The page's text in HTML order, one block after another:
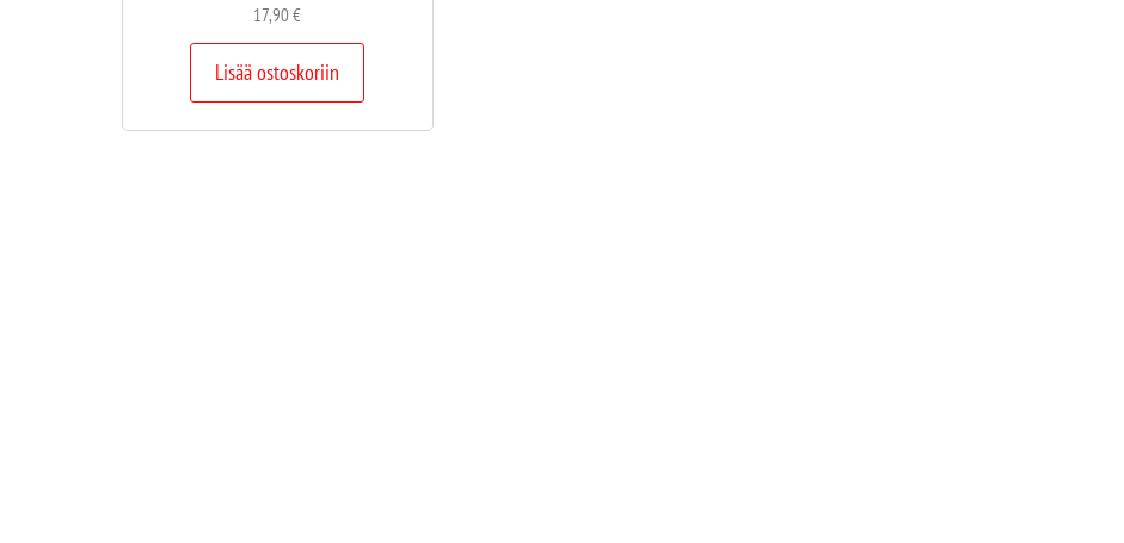
17,90€
Lisää ostoskoriin